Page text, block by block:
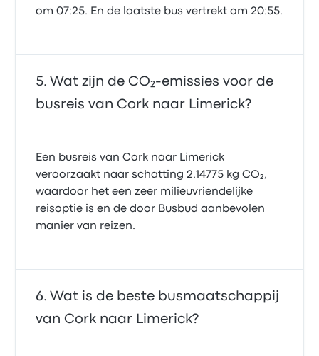
om 07:25. En de laatste bus vertrekt om 20:55.
Wat zijn de CO₂-emissies voor de
busreis van Cork naar Limerick?
Een busreis van Cork naar Limerick
veroorzaakt naar schatting 2.14775 kg CO₂,
waardoor het een zeer milieuvriendelijke
reisoptie is en de door Busbud aanbevolen
manier van reizen.
Wat is de beste busmaatschappij
van Cork naar Limerick?